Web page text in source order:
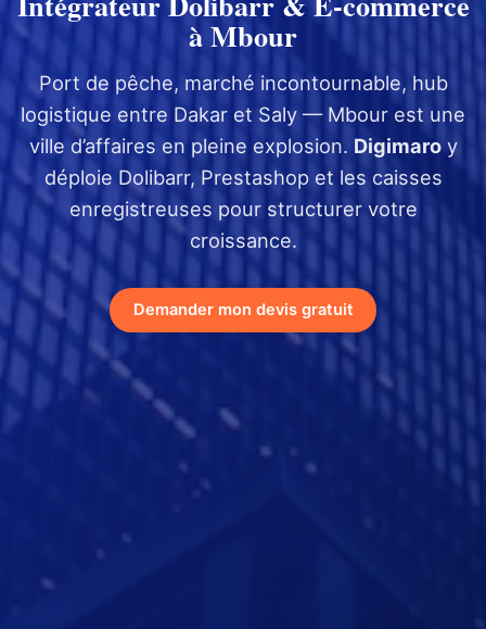
à Mbour
Port de pêche, marché incontournable, hub
logistique entre Dakar et Saly — Mbour est une
ville d’affaires en pleine explosion. Digimaroy
déploie Dolibarr, Prestashop et les caisses
enregistreuses pour structurer votre
croissance.
Demander mon devis gratuit